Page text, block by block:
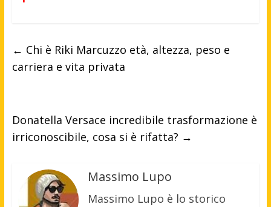
← Chi è Riki Marcuzzo età, altezza, peso e
carriera e vita privata
Donatella Versace incredibile trasformazione è
irriconoscibile, cosa si è rifatta? →
Massimo Lupo
Massimo Lupo è lo storico